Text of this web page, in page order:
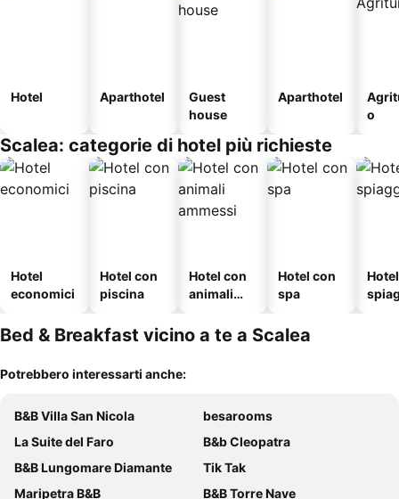
Hotel Aparthotel
Guest
house
Aparthotel
o
Scalea: categorie di hotel più richieste
Hotel
economici
Hotel con
piscina
Hotel con
animali
Hotel con
spa
Bed & Breakfast vicino a te a Scalea
Potrebbero interessarti anche:
B&B Villa San Nicola
besarooms
La Suite del Faro
B&b Cleopatra
B&B Lungomare Diamante
Tik Tak
Maripetra B&B
B&B Torre Nave